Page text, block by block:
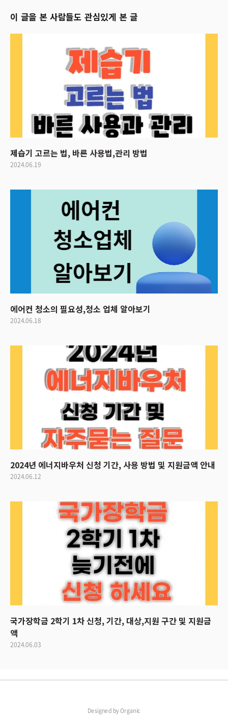
이 글을 본 사람들도 관심있게 본 글
제습기 고르는 법, 바른 사용법,관리 방법
2024.06.19
에어컨 청소의 필요성,청소 업체 알아보기
2024.06.18
2024년 에너지바우처 신청 기간, 사용 방법 및 지원금액 안내
2024.06.12
국가장학금 2학기 1차 신청, 기간, 대상,지원 구간 및 지원금
액
2024.06.03
Designed byOrganic